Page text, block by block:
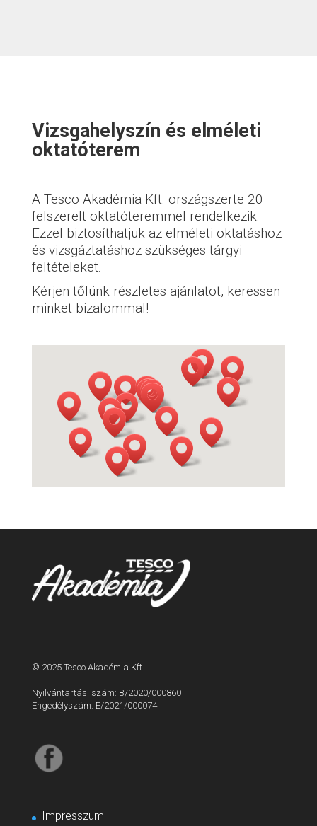
Vizsgahelyszín és elméleti
oktatóterem
A Tesco Akadémia Kft. országszerte 20
felszerelt oktatóteremmel rendelkezik.
Ezzel biztosíthatjuk az elméleti oktatáshoz
és vizsgáztatáshoz szükséges tárgyi
feltételeket.
Kérjen tőlünk részletes ajánlatot, keressen
minket bizalommal!
© 2025 Tesco Akadémia Kft.
Nyilvántartási szám: B/2020/000860
Engedélyszám: E/2021/000074
Impresszum